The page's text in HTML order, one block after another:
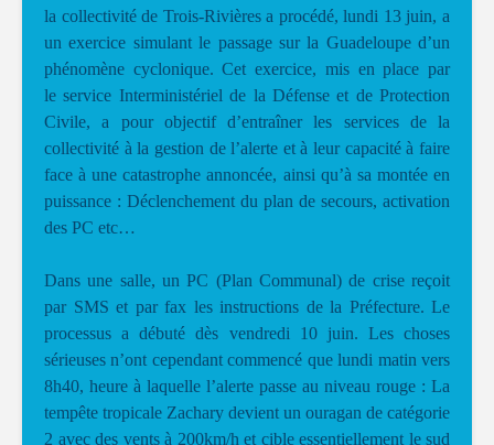
la collectivité de Trois-Rivières a procédé, lundi 13 juin, a
un exercice simulant le passage sur la Guadeloupe d’un
phénomène cyclonique. Cet exercice, mis en place par
le service Interministériel de la Défense et de Protection
Civile, a pour objectif d’entraîner les services de la
collectivité à la gestion de l’alerte et à leur capacité à faire
face à une catastrophe annoncée, ainsi qu’à sa montée en
puissance : Déclenchement du plan de secours, activation
des PC etc…
Dans une salle, un PC (Plan Communal) de crise reçoit
par SMS et par fax les instructions de la Préfecture. Le
processus a débuté dès vendredi 10 juin. Les choses
sérieuses n’ont cependant commencé que lundi matin vers
8h40, heure à laquelle l’alerte passe au niveau rouge : La
tempête tropicale Zachary devient un ouragan de catégorie
2 avec des vents à 200km/h et cible essentiellement le sud